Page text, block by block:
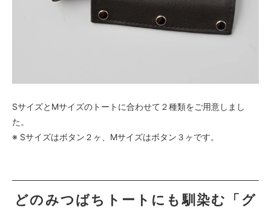
SサイズとMサイズのトートに合わせて２種類をご用意しまし
た。
※ Sサイズはボタン２ヶ、Mサイズはボタン３ヶです。
どのみつばちトートにも馴染む「グ